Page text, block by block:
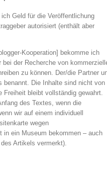
Geld für die Veröffentlichung
autorisiert (enthält aber
Kooperation] bekomme ich
der Recherche von
zu können. Der/die Partner
benannt. Die Inhalte sind nicht von
bleibt vollständig gewahrt.
des Textes, wenn die
wir auf einem individuell
wegen
ein Museum bekommen – auch
Artikels vermerkt).